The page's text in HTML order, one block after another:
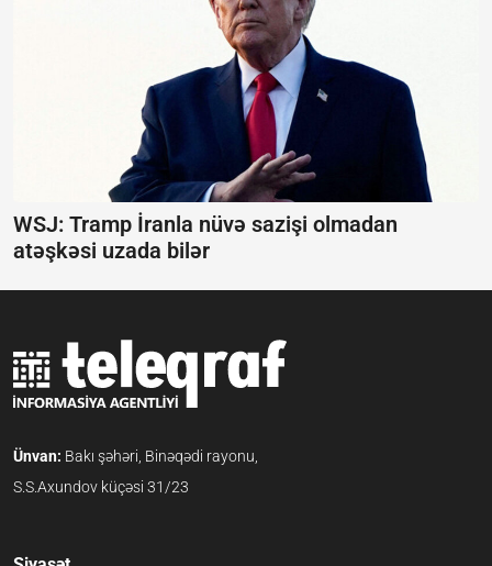
WSJ: Tramp İranla nüvə sazişi olmadan
atəşkəsi uzada bilər
Ünvan: Bakı şəhəri, Binəqədi rayonu,
S.S.Axundov küçəsi 31/23